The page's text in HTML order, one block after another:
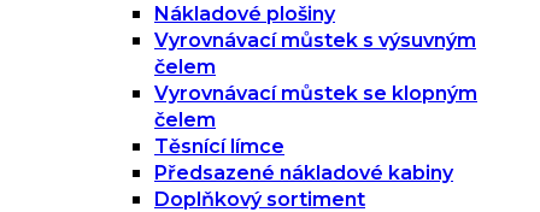
Nákladové plošiny
Vyrovnávací můstek s výsuvným
čelem
Vyrovnávací můstek se klopným
čelem
Těsnící límce
Předsazené nákladové kabiny
Doplňkový sortiment